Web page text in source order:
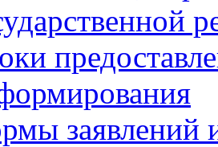
заявлений